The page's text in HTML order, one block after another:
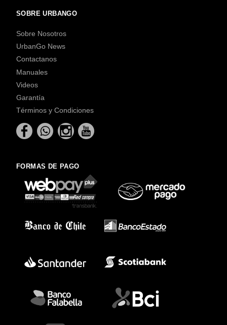
SOBRE URBANGO
Sobre Nosotros
UrbanGo News
Contactanos
Manuales
Videos
Garantía
Términos y Condiciones
FORMAS DE PAGO